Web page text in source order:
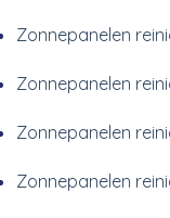
Zonnepanelen
Zonnepanelen
Zonnepanelen
Zonnepanelen